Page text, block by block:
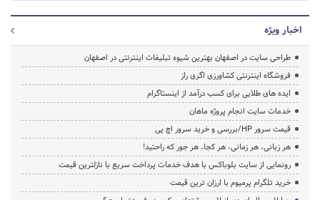
اخبار ویژه
طراحی سایت در اصفهان بهترین شیوه تبلیغات اینترنتی در اصفهان
فروشگاه اینترنتی کشاورزی اگری راز
ایده های طلایی برای کسب درآمد از اینستاگرام
خدمات سایت انجام پروژه ماهان
قیمت سرور HP/بررسی و خرید سرور اچ پی
هر زبانی، هر زمانی، هر کجا، هر جور که راحتید!
رونمایی از سایت بلوباکس با هدف خدمات پرداخت سریع با نازلترین قیمت
خرید تلگرام پرمیوم با ارزان ترین قیمت